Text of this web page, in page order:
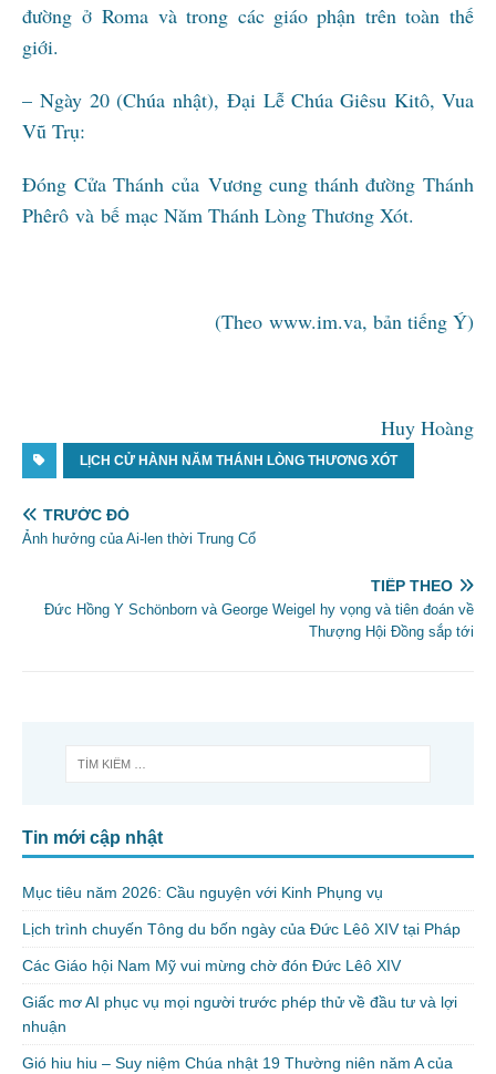
đường ở Roma và trong các giáo phận trên toàn thế
giới.
– Ngày 20 (Chúa nhật), Đại Lễ Chúa Giêsu Kitô, Vua
Vũ Trụ:
Đóng Cửa Thánh của Vương cung thánh đường Thánh
Phêrô và bế mạc Năm Thánh Lòng Thương Xót.
(Theo www.im.va, bản tiếng Ý)
Huy Hoàng
LỊCH CỬ HÀNH NĂM THÁNH LÒNG THƯƠNG XÓT
TRƯỚC ĐÓ
Ảnh hưởng của Ai-len thời Trung Cổ
TIẾP THEO
Đức Hồng Y Schönborn và George Weigel hy vọng và tiên đoán về
Thượng Hội Đồng sắp tới
Tin mới cập nhật
Mục tiêu năm 2026: Cầu nguyện với Kinh Phụng vụ
Lịch trình chuyến Tông du bốn ngày của Đức Lêô XIV tại Pháp
Các Giáo hội Nam Mỹ vui mừng chờ đón Đức Lêô XIV
Giấc mơ AI phục vụ mọi người trước phép thử về đầu tư và lợi
nhuận
Gió hiu hiu – Suy niệm Chúa nhật 19 Thường niên năm A của